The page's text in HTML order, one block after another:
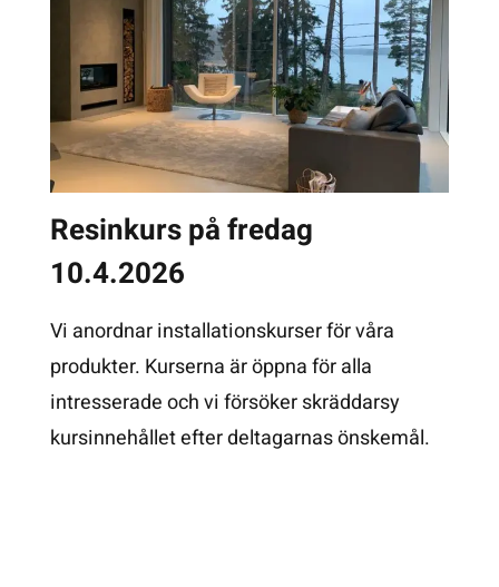
Resinkurs på fredag
10.4.2026
Vi anordnar installationskurser för våra
produkter. Kurserna är öppna för alla
intresserade och vi försöker skräddarsy
kursinnehållet efter deltagarnas önskemål.